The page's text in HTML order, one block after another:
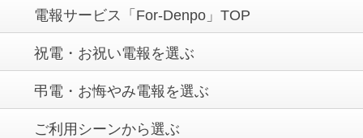
電報サービス「For-Denpo」TOP
祝電・お祝い電報を選ぶ
弔電・お悔やみ電報を選ぶ
ご利用シーンから選ぶ